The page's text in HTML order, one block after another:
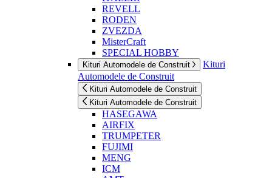
REVELL
RODEN
ZVEZDA
MisterCraft
SPECIAL HOBBY
Kituri Automodele de Construit
Kituri
Automodele de Construit
Kituri Automodele de Construit
Kituri Automodele de Construit
HASEGAWA
AIRFIX
TRUMPETER
FUJIMI
MENG
ICM